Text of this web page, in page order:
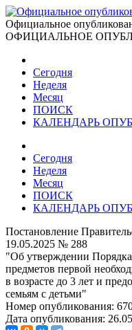
Официальное
ОФИЦИАЛЬНОЕ
Сегодня
Неделя
Месяц
ПОИСК
КАЛЕНДАРЬ
Сегодня
Неделя
Месяц
ПОИСК
КАЛЕНДАРЬ
Постановление
19.05.2025 № 288
"Об утверждении Порядка
предметов первой
в возрасте до 3 лет и
семьям с детьми"
Номер опубликования:
Дата опубликования: